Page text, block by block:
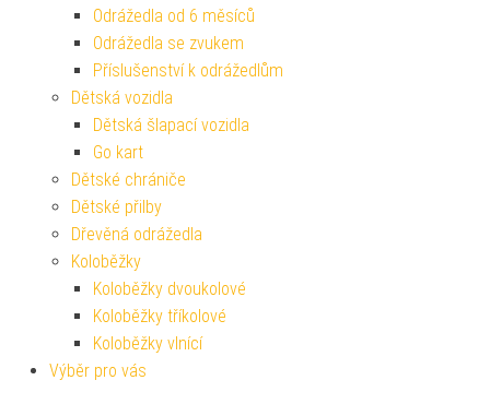
Odrážedla od 6 měsíců
Odrážedla se zvukem
Příslušenství k odrážedlům
Dětská vozidla
Dětská šlapací vozidla
Go kart
Dětské chrániče
Dětské přilby
Dřevěná odrážedla
Koloběžky
Koloběžky dvoukolové
Koloběžky tříkolové
Koloběžky vlnící
Výběr pro vás